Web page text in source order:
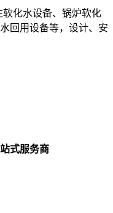
化水设备、锅炉软化
回用设备等，设计、安
式服务商